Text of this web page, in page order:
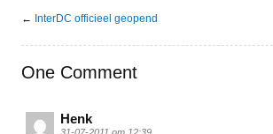
← InterDC officieel geopend
One Comment
Henk
31-07-2011 om 12:39